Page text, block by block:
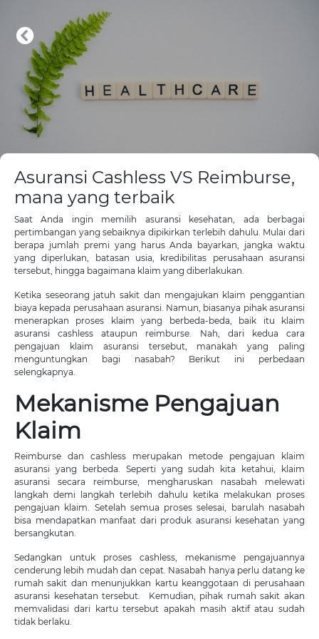
Asuransi Cashless VS Reimburse,
mana yang terbaik
Saat Anda ingin memilih asuransi kesehatan, ada berbagai
pertimbangan yang sebaiknya dipikirkan terlebih dahulu. Mulai dari
berapa jumlah premi yang harus Anda bayarkan, jangka waktu
yang diperlukan, batasan usia, kredibilitas perusahaan asuransi
tersebut, hingga bagaimana klaim yang diberlakukan.
Ketika seseorang jatuh sakit dan mengajukan klaim penggantian
biaya kepada perusahaan asuransi. Namun, biasanya pihak asuransi
menerapkan proses klaim yang berbeda-beda, baik itu klaim
asuransi cashless ataupun reimburse. Nah, dari kedua cara
pengajuan klaim asuransi tersebut, manakah yang paling
menguntungkan bagi nasabah? Berikut ini perbedaan
selengkapnya.
Mekanisme Pengajuan
Klaim
Reimburse dan cashless merupakan metode pengajuan klaim
asuransi yang berbeda. Seperti yang sudah kita ketahui, klaim
asuransi secara reimburse, mengharuskan nasabah melewati
langkah demi langkah terlebih dahulu ketika melakukan proses
pengajuan klaim. Setelah semua proses selesai, barulah nasabah
bisa mendapatkan manfaat dari produk asuransi kesehatan yang
bersangkutan.
Sedangkan untuk proses cashless, mekanisme pengajuannya
cenderung lebih mudah dan cepat. Nasabah hanya perlu datang ke
rumah sakit dan menunjukkan kartu keanggotaan di perusahaan
asuransi kesehatan tersebut. Kemudian, pihak rumah sakit akan
memvalidasi dari kartu tersebut apakah masih aktif atau sudah
tidak berlaku.